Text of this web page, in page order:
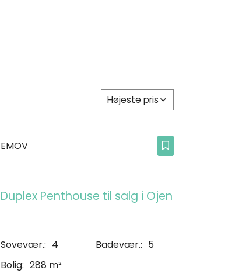
Højeste pris
EMOV
Duplex Penthouse til salg i Ojen
Sovevær.: 4 Badevær.: 5
Bolig: 288 m²